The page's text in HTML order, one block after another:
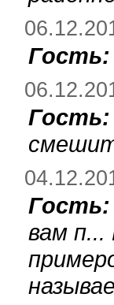
Гость:
Гость:
Гость:
вам п...